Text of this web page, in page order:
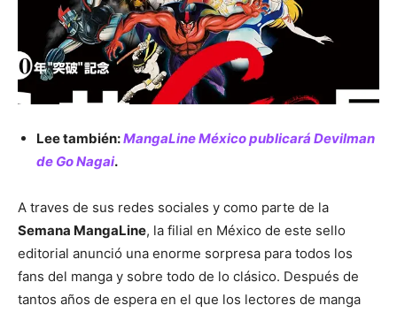
Lee también:MangaLine México publicará Devilman
de Go Nagai.
A traves de sus redes sociales y como parte de la
Semana MangaLine, la filial en México de este sello
editorial anunció una enorme sorpresa para todos los
fans del manga y sobre todo de lo clásico. Después de
tantos años de espera en el que los lectores de manga